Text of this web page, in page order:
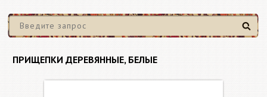
Найти
ПРИЩЕПКИ ДЕРЕВЯННЫЕ, БЕЛЫЕ